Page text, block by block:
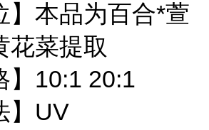
】本品为百合*萱
花菜提取
】10:1 20:1
】UV